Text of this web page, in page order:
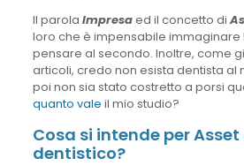
Il parola Impresaed il concetto di
loro che è impensabile immaginare
pensare al secondo. Inoltre, come
articoli, credo non esista dentista al
poi non sia stato costretto a porsi
quanto vale il mio studio?
Cosa si intende per
dentistico?